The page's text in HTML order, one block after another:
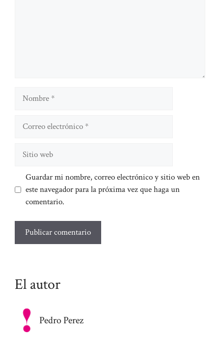
Nombre
Guardar mi nombre, correo electrónico y sitio web en
este navegador para la próxima vez que haga un
comentario.
El autor
Pedro Perez